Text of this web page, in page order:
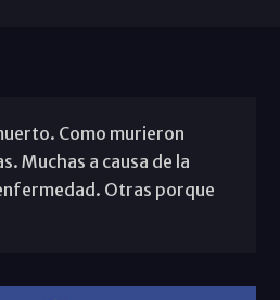
Como murieron
Muchas a causa de la
Otras porque